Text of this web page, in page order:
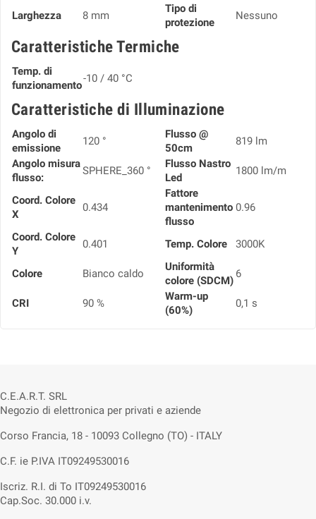
Larghezza 8 mm
Tipo di
protezione
Nessuno
Caratteristiche Termiche
Temp. di
funzionamento
-10 / 40 °C
Caratteristiche di Illuminazione
Angolo di
emissione
120 °
Flusso @
50cm
819 lm
Angolo misura
flusso:
SPHERE_360 °
Flusso Nastro
Led
1800 lm/m
Coord. Colore
X
0.434
Fattore
mantenimento
flusso
0.96
Coord. Colore
Y
0.401 Temp. Colore 3000K
Colore Bianco caldo
Uniformità
colore (SDCM)
6
CRI 90 %
Warm-up
(60%)
0,1 s
C.E.A.R.T. SRL
Negozio di elettronica per privati e aziende
Corso Francia, 18 - 10093 Collegno (TO) - ITALY
C.F. ie P.IVA IT09249530016
Iscriz. R.I. di To IT09249530016
Cap.Soc. 30.000 i.v.